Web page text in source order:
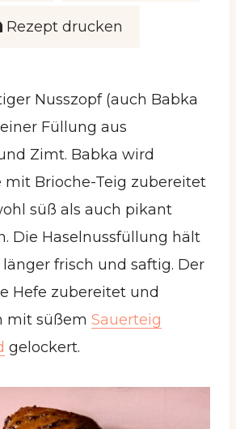
Rezept drucken
Nusszopf (auch Babka
Füllung aus
Zimt. Babka wird
mit Brioche-Teig zubereitet
süß als auch pikant
Die Haselnussfüllung hält
frisch und saftig. Der
Hefe zubereitet und
mit süßem Sauerteig
gelockert.